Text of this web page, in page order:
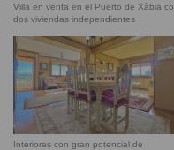
Villa en venta en el Puerto de Xàbia
dos viviendas independientes
Interiores con gran potencial de